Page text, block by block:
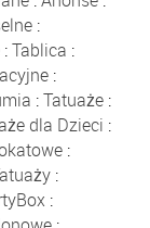
:
:Tablica :
:
:Tatuaże:
dla Dzieci :
:
:
: